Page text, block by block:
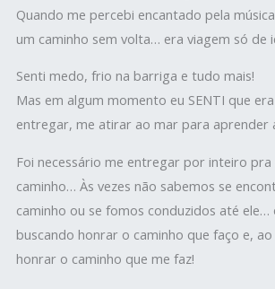
Quando me percebi encantado pela
um caminho sem volta… era viagem só de
Senti medo, frio na barriga e tudo mais!
Mas em algum momento eu SENTI que
entregar, me atirar ao mar para aprender
Foi necessário me entregar por inteiro
caminho… Às vezes não sabemos se
caminho ou se fomos conduzidos até
buscando honrar o caminho que faço e,
honrar o caminho que me faz!